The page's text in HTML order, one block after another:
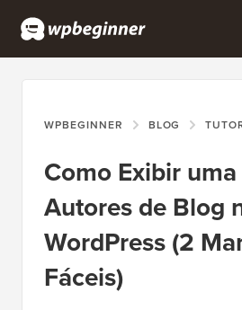
WPBEGINNER BLOG
Como Exibir
Autores de Blog
WordPress (2
Fáceis)